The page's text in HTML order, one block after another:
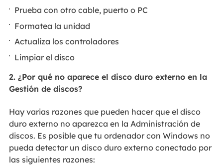
Prueba con otro cable, puerto o PC
Formatea la unidad
Actualiza los controladores
Limpiar el disco
2. ¿Por qué no aparece el disco duro externo en la
Gestión de discos?
Hay varias razones que pueden hacer que el disco
duro externo no aparezca en la Administración de
discos. Es posible que tu ordenador con Windows no
pueda detectar un disco duro externo conectado por
las siguientes razones: